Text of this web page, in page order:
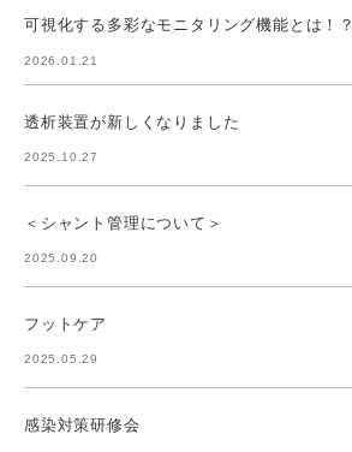
可視化する多彩なモニタリング機能とは！？
2026.01.21
透析装置が新しくなりました
2025.10.27
＜シャント管理について＞
2025.09.20
フットケア
2025.05.29
感染対策研修会